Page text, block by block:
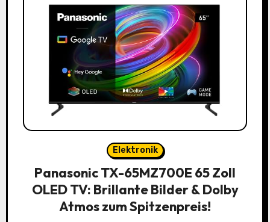
Elektronik
Panasonic TX-65MZ700E 65 Zoll
OLED TV: Brillante Bilder & Dolby
Atmos zum Spitzenpreis!